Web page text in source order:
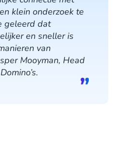
klein onderzoek te
geleerd dat
en sneller is
van
Mooyman, Head